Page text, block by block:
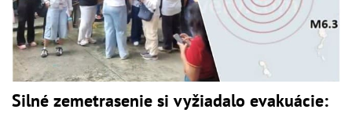
Silné zemetrasenie si vyžiadalo evakuácie: